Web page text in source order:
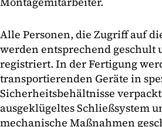
Alle Personen, die Zugriff auf
werden entsprechend geschult
registriert. In der Fertigung
transportierenden Geräte in
Sicherheitsbehältnisse
ausgeklügeltes Schließsystem
mechanische Maßnahmen